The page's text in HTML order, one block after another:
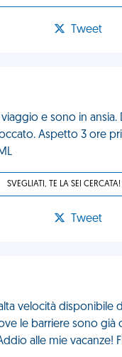
Tweet
e sono in ansia.
Aspetto 3 ore
SVEGLIATI, TE LA SEI CERCATA!
Tweet
velocità disponibile
le barriere sono già
alle mie vacanze!